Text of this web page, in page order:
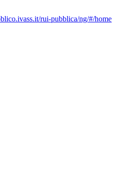
rui-pubblica/ng/#/home